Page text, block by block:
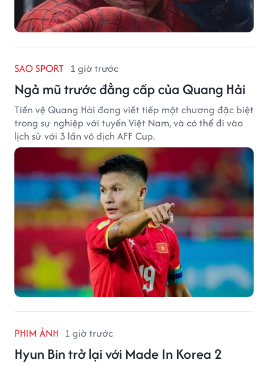
SAO SPORT 1 giờ trước
Ngả mũ trước đẳng cấp của Quang Hải
Tiền vệ Quang Hải đang viết tiếp một chương đặc biệt
trong sự nghiệp với tuyển Việt Nam, và có thể đi vào
lịch sử với 3 lần vô địch AFF Cup.
PHIM ẢNH 1 giờ trước
Hyun Bin trở lại với Made In Korea 2